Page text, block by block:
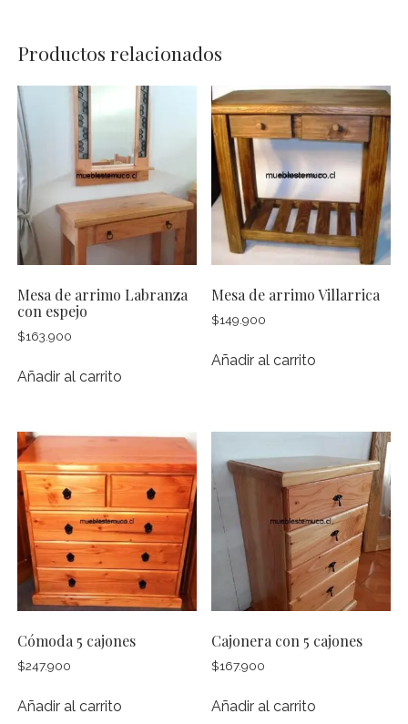
Productos relacionados
Mesa de arrimo Labranza
con espejo
$163.900
Añadir al carrito
Mesa de arrimo Villarrica
$149.900
Añadir al carrito
Cómoda 5 cajones
$247.900
Añadir al carrito
Cajonera con 5 cajones
$167.900
Añadir al carrito